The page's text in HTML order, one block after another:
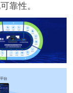
靠性。